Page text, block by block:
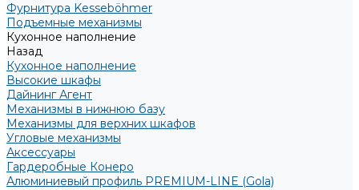
Фурнитура Kesseböhmer
Подъемные механизмы
Кухонное наполнение
Назад
Кухонное наполнение
Высокие шкафы
Дайнинг Агент
Механизмы в нижнюю базу
Механизмы для верхних шкафов
Угловые механизмы
Аксессуары
Гардеробные Конеро
Алюминиевый профиль PREMIUM-LINE (Gola)